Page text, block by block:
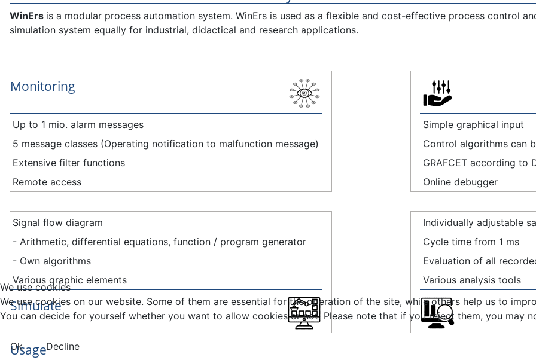
WinErs is a modular process automation system. WinErs is used as a flexible and cost-effective process control
simulation system equally for industrial, didactical and research applications.
Monitoring
Up to 1 mio. alarm messages
5 message classes (Operating notification to malfunction message)
Extensive filter functions
Remote access
Signal flow diagram
- Arithmetic, differential equations, function / program generator
- Own algorithms
Various graphic elements
Simulate
Simple graphical input
Control algorithms can
GRAFCET according to
Online debugger
Individually adjustable
Cycle time from 1 ms
Evaluation of all
Various analysis tools
Usage
We use cookies
We use cookies on our website. Some of them are essential for the operation of the site, while others help us to
You can decide for yourself whether you want to allow cookies or not. Please note that if you reject them, you may
Ok
Decline